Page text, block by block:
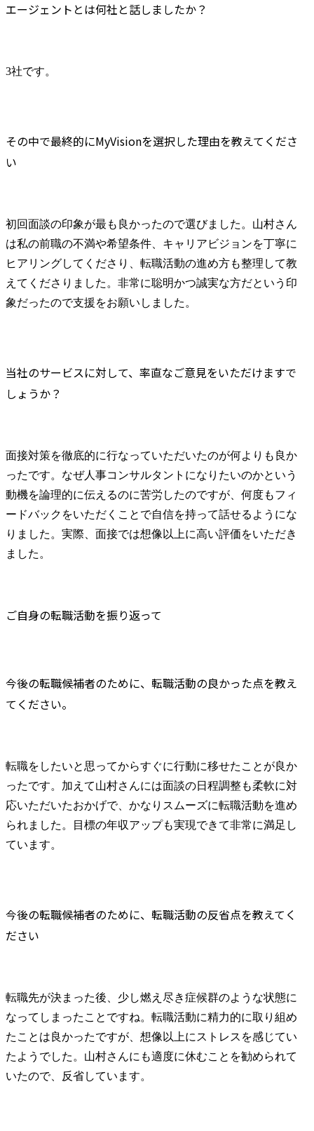
エージェントとは何社と話しましたか？
3社です。
その中で最終的にMyVisionを選択した理由を教えてくださ
い
初回面談の印象が最も良かったので選びました。山村さん
は私の前職の不満や希望条件、キャリアビジョンを丁寧に
ヒアリングしてくださり、転職活動の進め方も整理して教
えてくださりました。非常に聡明かつ誠実な方だという印
象だったので支援をお願いしました。
当社のサービスに対して、率直なご意見をいただけますで
しょうか？
面接対策を徹底的に行なっていただいたのが何よりも良か
ったです。なぜ人事コンサルタントになりたいのかという
動機を論理的に伝えるのに苦労したのですが、何度もフィ
ードバックをいただくことで自信を持って話せるようにな
りました。実際、面接では想像以上に高い評価をいただき
ました。
ご自身の転職活動を振り返って
今後の転職候補者のために、転職活動の良かった点を教え
てください。
転職をしたいと思ってからすぐに行動に移せたことが良か
ったです。加えて山村さんには面談の日程調整も柔軟に対
応いただいたおかげで、かなりスムーズに転職活動を進め
られました。目標の年収アップも実現できて非常に満足し
ています。
今後の転職候補者のために、転職活動の反省点を教えてく
ださい
転職先が決まった後、少し燃え尽き症候群のような状態に
なってしまったことですね。転職活動に精力的に取り組め
たことは良かったですが、想像以上にストレスを感じてい
たようでした。山村さんにも適度に休むことを勧められて
いたので、反省しています。